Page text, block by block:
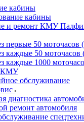
кабины
кабины
и ремонт КМУ
первые 50 моточасов
каждые 50
каждые 1000
КМУ
обслуживание
диагностика
ремонт автомобиля